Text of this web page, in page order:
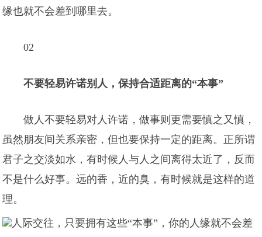
缘也就不会差到哪里去。
02
不要轻易许诺别人，保持合适距离的“本事”
做人不要轻易对人许诺，做事则更需要慎之又慎，
虽然朋友间关系亲密，但也要保持一定的距离。正所谓
君子之交淡如水，有时候人与人之间离得太近了，反而
不是什么好事。远的香，近的臭，有时候就是这样的道
理。